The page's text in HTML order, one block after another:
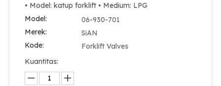
• Model: katup forklift • Medium: LPG
Model:
06-930-701
Merek:
SiAN
Kode:
Forklift Valves
Kuantitas: